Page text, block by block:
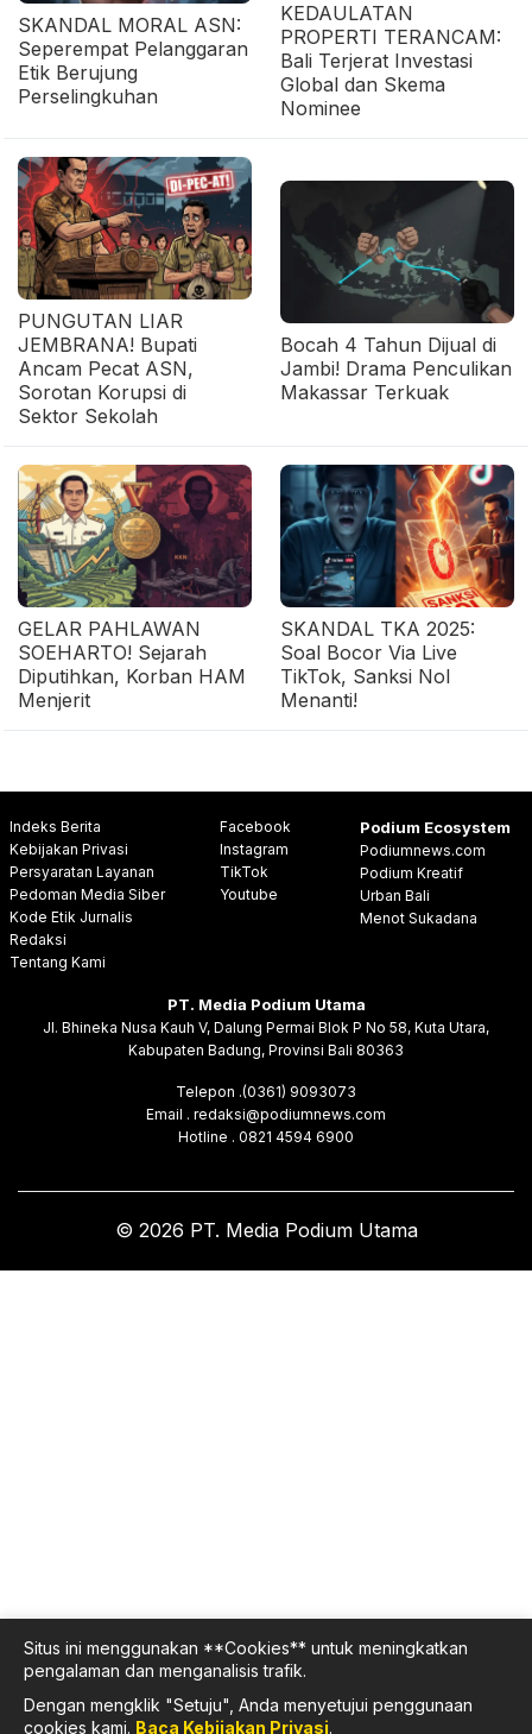
SKANDAL MORAL ASN:
Seperempat Pelanggaran
Etik Berujung
Perselingkuhan
KEDAULATAN
PROPERTI TERANCAM:
Bali Terjerat Investasi
Global dan Skema
Nominee
PUNGUTAN LIAR
JEMBRANA! Bupati
Ancam Pecat ASN,
Sorotan Korupsi di
Sektor Sekolah
Bocah 4 Tahun Dijual di
Jambi! Drama Penculikan
Makassar Terkuak
GELAR PAHLAWAN
SOEHARTO! Sejarah
Diputihkan, Korban HAM
Menjerit
SKANDAL TKA 2025:
Soal Bocor Via Live
TikTok, Sanksi Nol
Menanti!
Indeks Berita
Kebijakan Privasi
Persyaratan Layanan
Pedoman Media Siber
Kode Etik Jurnalis
Redaksi
Tentang Kami
Facebook
Instagram
TikTok
Youtube
Podium Ecosystem
Podiumnews.com
Podium Kreatif
Urban Bali
Menot Sukadana
PT. Media Podium Utama
Jl. Bhineka Nusa Kauh V, Dalung Permai Blok P No 58, Kuta Utara,
Kabupaten Badung, Provinsi Bali 80363
Telepon .(0361) 9093073
Email . redaksi@podiumnews.com
Hotline . 0821 4594 6900
© 2026 PT. Media Podium Utama
Situs ini menggunakan **Cookies** untuk meningkatkan
pengalaman dan menganalisis trafik.
Dengan mengklik "Setuju", Anda menyetujui penggunaan
cookies kami. Baca Kebijakan Privasi.